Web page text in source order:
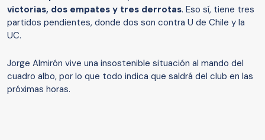
victorias, dos empates y tres derrotas. Eso sí, tiene tres
partidos pendientes, donde dos son contra U de Chile y la
UC.
Jorge Almirón vive una insostenible situación al mando del
cuadro albo, por lo que todo indica que saldrá del club en las
próximas horas.